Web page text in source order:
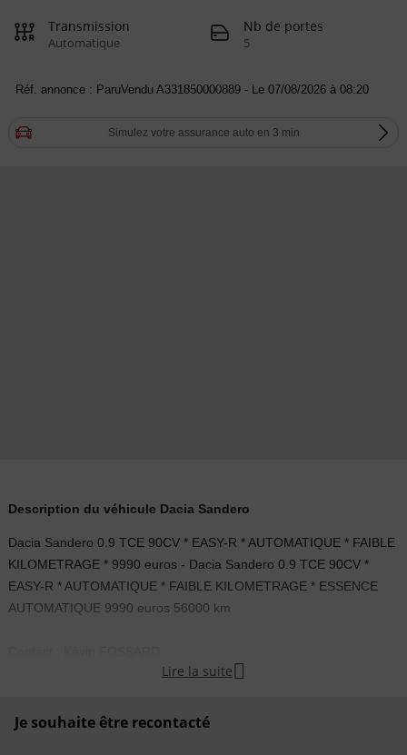
Transmission
Automatique
Nb de portes
5
Réf. annonce : ParuVendu A331850000889 - Le 07/08/2026 à 08:20
Simulez votre assurance auto en 3 min
Description du véhicule Dacia Sandero
Dacia Sandero 0.9 TCE 90CV * EASY-R * AUTOMATIQUE * FAIBLE
KILOMETRAGE * 9990 euros - Dacia Sandero 0.9 TCE 90CV *
EASY-R * AUTOMATIQUE * FAIBLE KILOMETRAGE * ESSENCE
AUTOMATIQUE 9990 euros 56000 km
- energie : ESSENCE
Lire la suite 
Je souhaite être recontacté